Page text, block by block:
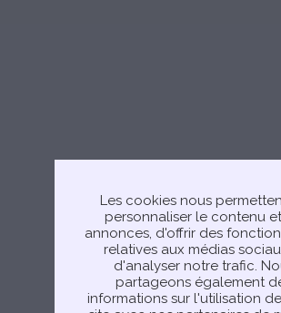
Les cookies nous
personnaliser le contenu
annonces, d'offrir des
relatives aux médias
d'analyser notre trafic.
partageons également
informations sur l'utilisation